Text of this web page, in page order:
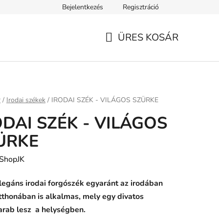
Tanácsok, tippek és érdekességek
Bejelentkezés Regisztráció
ÜRES KOSÁR
/ Irodai székek / IRODAI SZÉK - VILÁGOS SZÜRKE
SZÉK - VILÁGOS
irodai forgószék egyaránt az irodában
is alkalmas, mely egy divatos
lesz a helységben.